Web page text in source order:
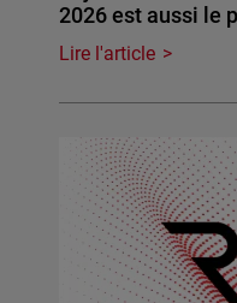
2026 est aussi le
Lire l'article